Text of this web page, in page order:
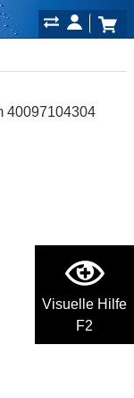
Visuelle Hilfe
F2
40097104304